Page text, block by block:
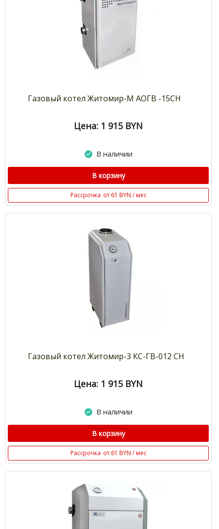
Газовый котел Житомир-М АОГВ -15СН
Цена: 1 915 BYN
В наличии
В корзину
Рассрочка от 61 BYN / мес
Газовый котел Житомир-3 КС-ГВ-012 СН
Цена: 1 915 BYN
В наличии
В корзину
Рассрочка от 61 BYN / мес